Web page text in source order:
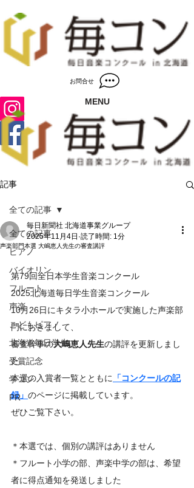
お問合せ
MENU
記事
全ての記事
ピアノ
バイオリン
フルート
声楽
こどもピアノ
北海道毎日学生
受賞記念
学コン
PR
全ての記事
声楽部門本選 大嶋恵人先生の審査講評
毎日新聞社 北海道事業グループ
2025年11月4日 読了時間: 1分
第79回全日本学生音楽コンクール
2025北海道毎日学生音楽コンクール
10月26日にキタラ小ホールで実施した声楽部
門におきまして、
審査幹事の大嶋恵人先生の講評を更新しまし
た。
本選の入賞者一覧とともに
「コンクールの記
録」 のページに掲載しています。
ぜひご覧下さい。
＊本選では、個別の講評はありません
＊フルート小学の部、声楽中学の部は、希望
者に得点通知を発送しました